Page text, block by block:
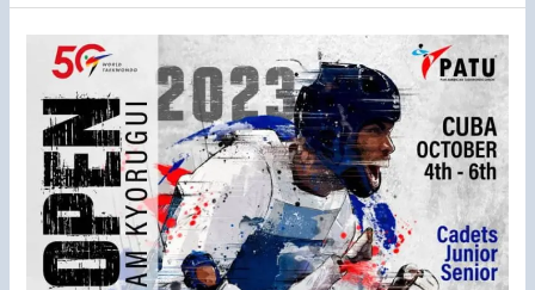
Havana
Open
2023